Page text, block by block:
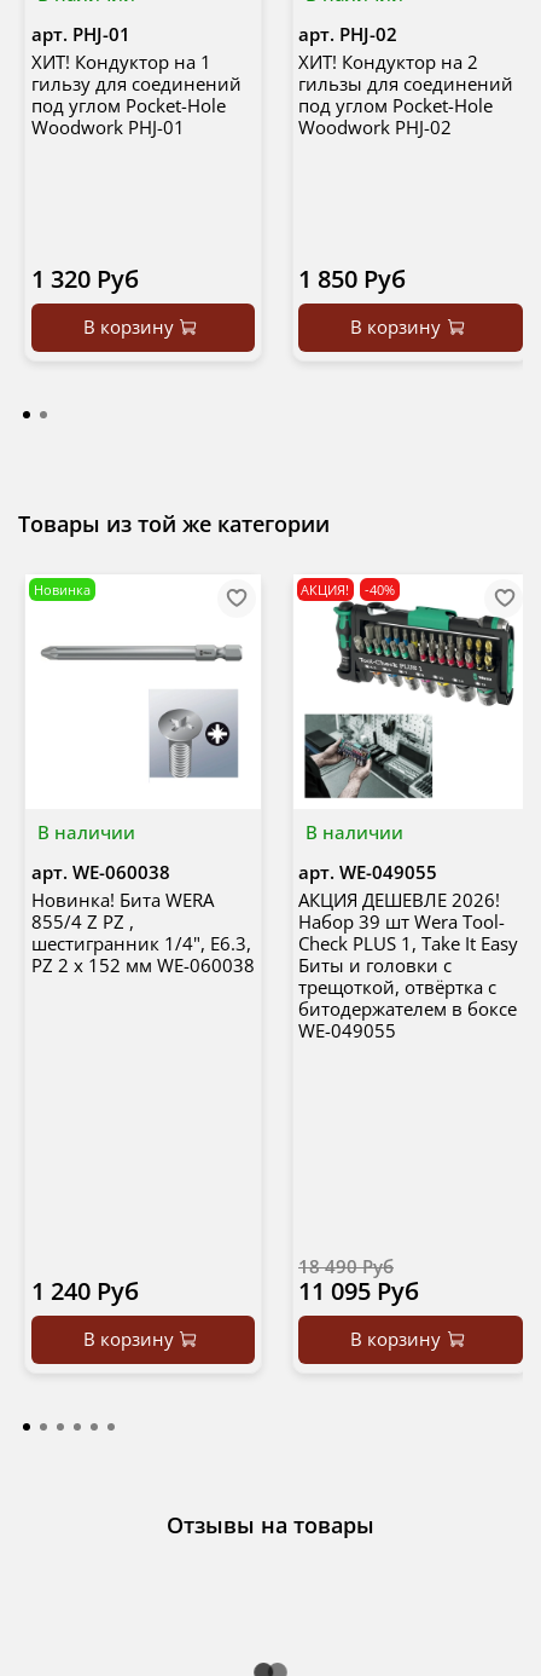
арт. PHJ-01
ХИТ! Кондуктор на 1
гильзу для соединений
под углом Pocket-Hole
Woodwork PHJ-01
1 320 Руб
В корзину
арт. PHJ-02
ХИТ! Кондуктор на 2
гильзы для соединений
под углом Pocket-Hole
Woodwork PHJ-02
1 850 Руб
В корзину
Товары из той же категории
В наличии
Новинка
арт. WE-060038
Новинка! Бита WERA
855/4 Z PZ ,
шестигранник 1/4", E6.3,
PZ 2 x 152 мм WE-060038
1 240 Руб
В корзину
В наличии
АКЦИЯ! -40%
арт. WE-049055
АКЦИЯ ДЕШЕВЛЕ 2026!
Набор 39 шт Wera Tool-
Check PLUS 1, Take It Easy
Биты и головки с
трещоткой, отвёртка с
битодержателем в боксе
WE-049055
18 490 Руб
11 095 Руб
В корзину
Отзывы на товары